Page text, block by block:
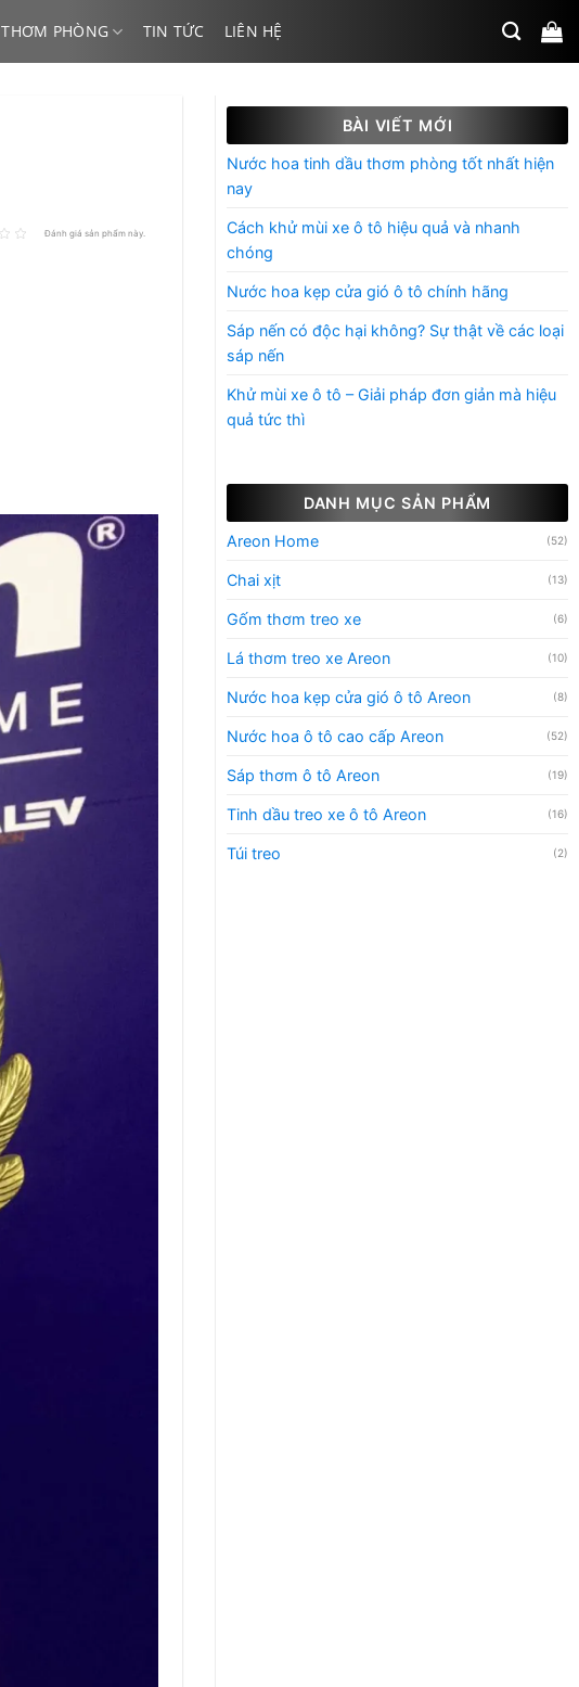
THƠM PHÒNG TIN TỨC LIÊN HỆ
Đánh giá sản phẩm này.
BÀI VIẾT MỚI
Nước hoa tinh dầu thơm phòng tốt nhất hiện
nay
Cách khử mùi xe ô tô hiệu quả và nhanh
chóng
Nước hoa kẹp cửa gió ô tô chính hãng
Sáp nến có độc hại không? Sự thật về các loại
sáp nến
Khử mùi xe ô tô – Giải pháp đơn giản mà hiệu
quả tức thì
DANH MỤC SẢN PHẨM
Areon Home (52)
Chai xịt (13)
Gốm thơm treo xe (6)
Lá thơm treo xe Areon (10)
Nước hoa kẹp cửa gió ô tô Areon (8)
Nước hoa ô tô cao cấp Areon (52)
Sáp thơm ô tô Areon (19)
Tinh dầu treo xe ô tô Areon (16)
Túi treo (2)